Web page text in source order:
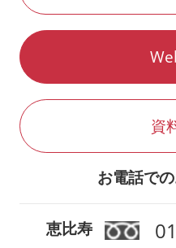
資
お電話で
恵比寿